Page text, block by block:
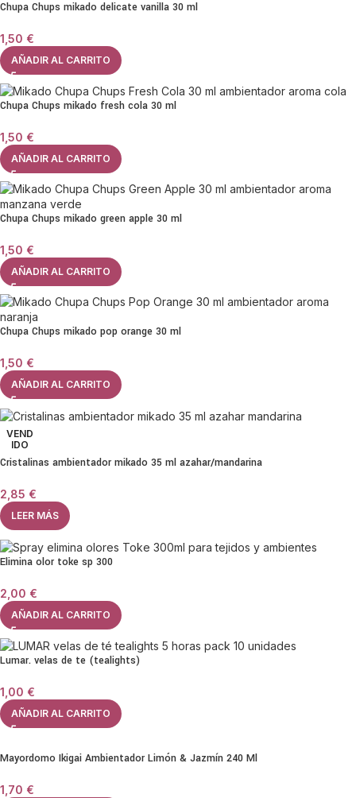
Chupa Chups mikado delicate vanilla 30 ml
1,50 €
AÑADIR AL CARRITO
Chupa Chups mikado fresh cola 30 ml
1,50 €
AÑADIR AL CARRITO
Chupa Chups mikado green apple 30 ml
1,50 €
AÑADIR AL CARRITO
Chupa Chups mikado pop orange 30 ml
1,50 €
AÑADIR AL CARRITO
VEND
IDO
Cristalinas ambientador mikado 35 ml azahar/mandarina
2,85 €
LEER MÁS
Elimina olor toke sp 300
2,00 €
AÑADIR AL CARRITO
Lumar. velas de te (tealights)
1,00 €
AÑADIR AL CARRITO
Mayordomo Ikigai Ambientador Limón & Jazmín 240 Ml
1,70 €